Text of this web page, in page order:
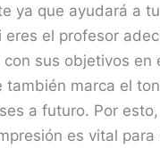
ya que ayudará a
eres el profesor
con sus objetivos en
también marca el
a futuro. Por
es vital